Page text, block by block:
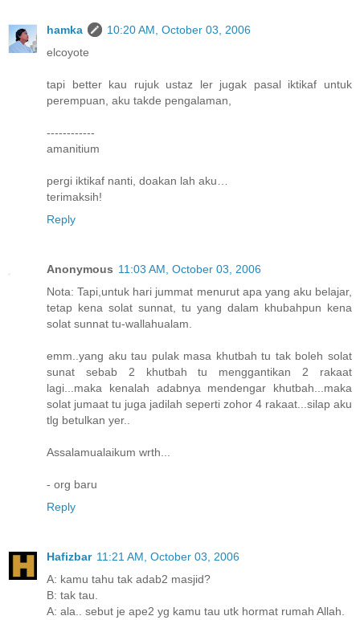
hamka
10:20 AM, October 03, 2006
elcoyote
tapi better kau rujuk ustaz ler jugak pasal iktikaf untuk
perempuan, aku takde pengalaman,
------------
amanitium
pergi iktikaf nanti, doakan lah aku…
terimaksih!
Reply
Anonymous 11:03 AM, October 03, 2006
Nota: Tapi,untuk hari jummat menurut apa yang aku belajar,
tetap kena solat sunnat, tu yang dalam khubahpun kena
solat sunnat tu-wallahualam.
emm..yang aku tau pulak masa khutbah tu tak boleh solat
sunat sebab 2 khutbah tu menggantikan 2 rakaat
lagi...maka kenalah adabnya mendengar khutbah...maka
solat jumaat tu juga jadilah seperti zohor 4 rakaat...silap aku
tlg betulkan yer..
Assalamualaikum wrth...
- org baru
Reply
Hafizbar 11:21 AM, October 03, 2006
A: kamu tahu tak adab2 masjid?
B: tak tau.
A: ala.. sebut je ape2 yg kamu tau utk hormat rumah Allah.